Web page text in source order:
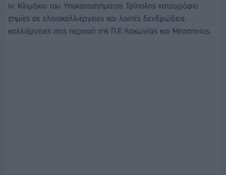
iv. Κλιμάκιο του Υποκαταστήματος Τρίπολης καταγράφει
ζημίες σε ελαιοκαλλιέργειες και λοιπές δενδρώδεις
καλλιέργειες στις περιοχή της Π.Ε Λακωνίας και Μεσσηνίας.